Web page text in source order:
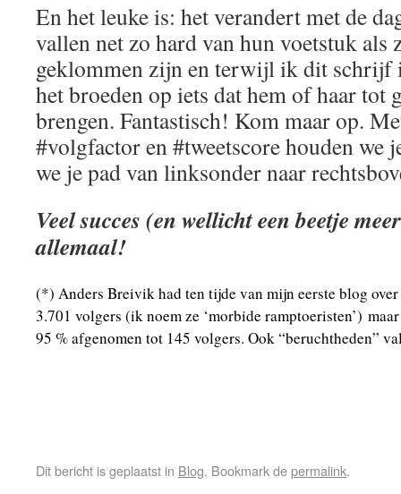
En het leuke is: het verandert met de
vallen net zo hard van hun voetstuk als
geklommen zijn en terwijl ik dit schrijf
het broeden op iets dat hem of haar tot
brengen. Fantastisch! Kom maar op.
#volgfactor en #tweetscore houden we
we je pad van linksonder naar
Veel succes (en wellicht een beetje
allemaal!
(*) Anders Breivik had ten tijde van mijn eerste blog
3.701 volgers (ik noem ze ‘morbide ramptoeristen’)
95 % afgenomen tot 145 volgers. Ook “beruchtheden”
Dit bericht is geplaatst in Blog. Bookmark depermalink.